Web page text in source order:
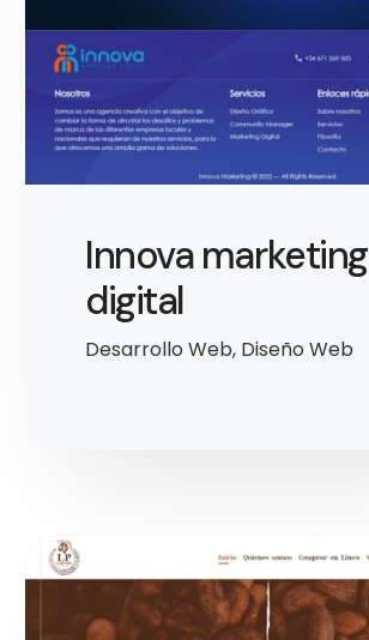
Innova marketing
digital
Desarrollo Web, Diseño Web